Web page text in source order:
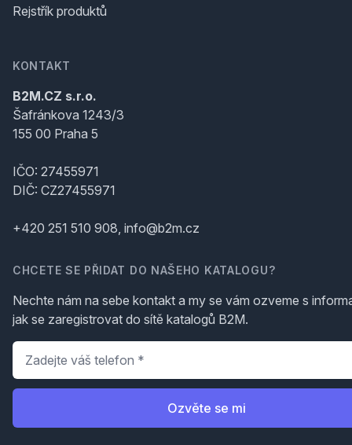
Rejstřík produktů
KONTAKT
B2M.CZ s.r.o.
Šafránkova 1243/3
155 00 Praha 5
IČO: 27455971
DIČ: CZ27455971
+420 251 510 908, info@b2m.cz
CHCETE SE PŘIDAT DO NAŠEHO KATALOGU?
Nechte nám na sebe kontakt a my se vám ozveme s
jak se zaregistrovat do sítě katalogů B2M.
Telefon
Ozvěte se mi